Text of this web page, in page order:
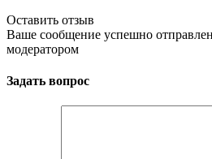
Оставить отзыв
Ваше сообщение успешно
модератором
Задать вопрос